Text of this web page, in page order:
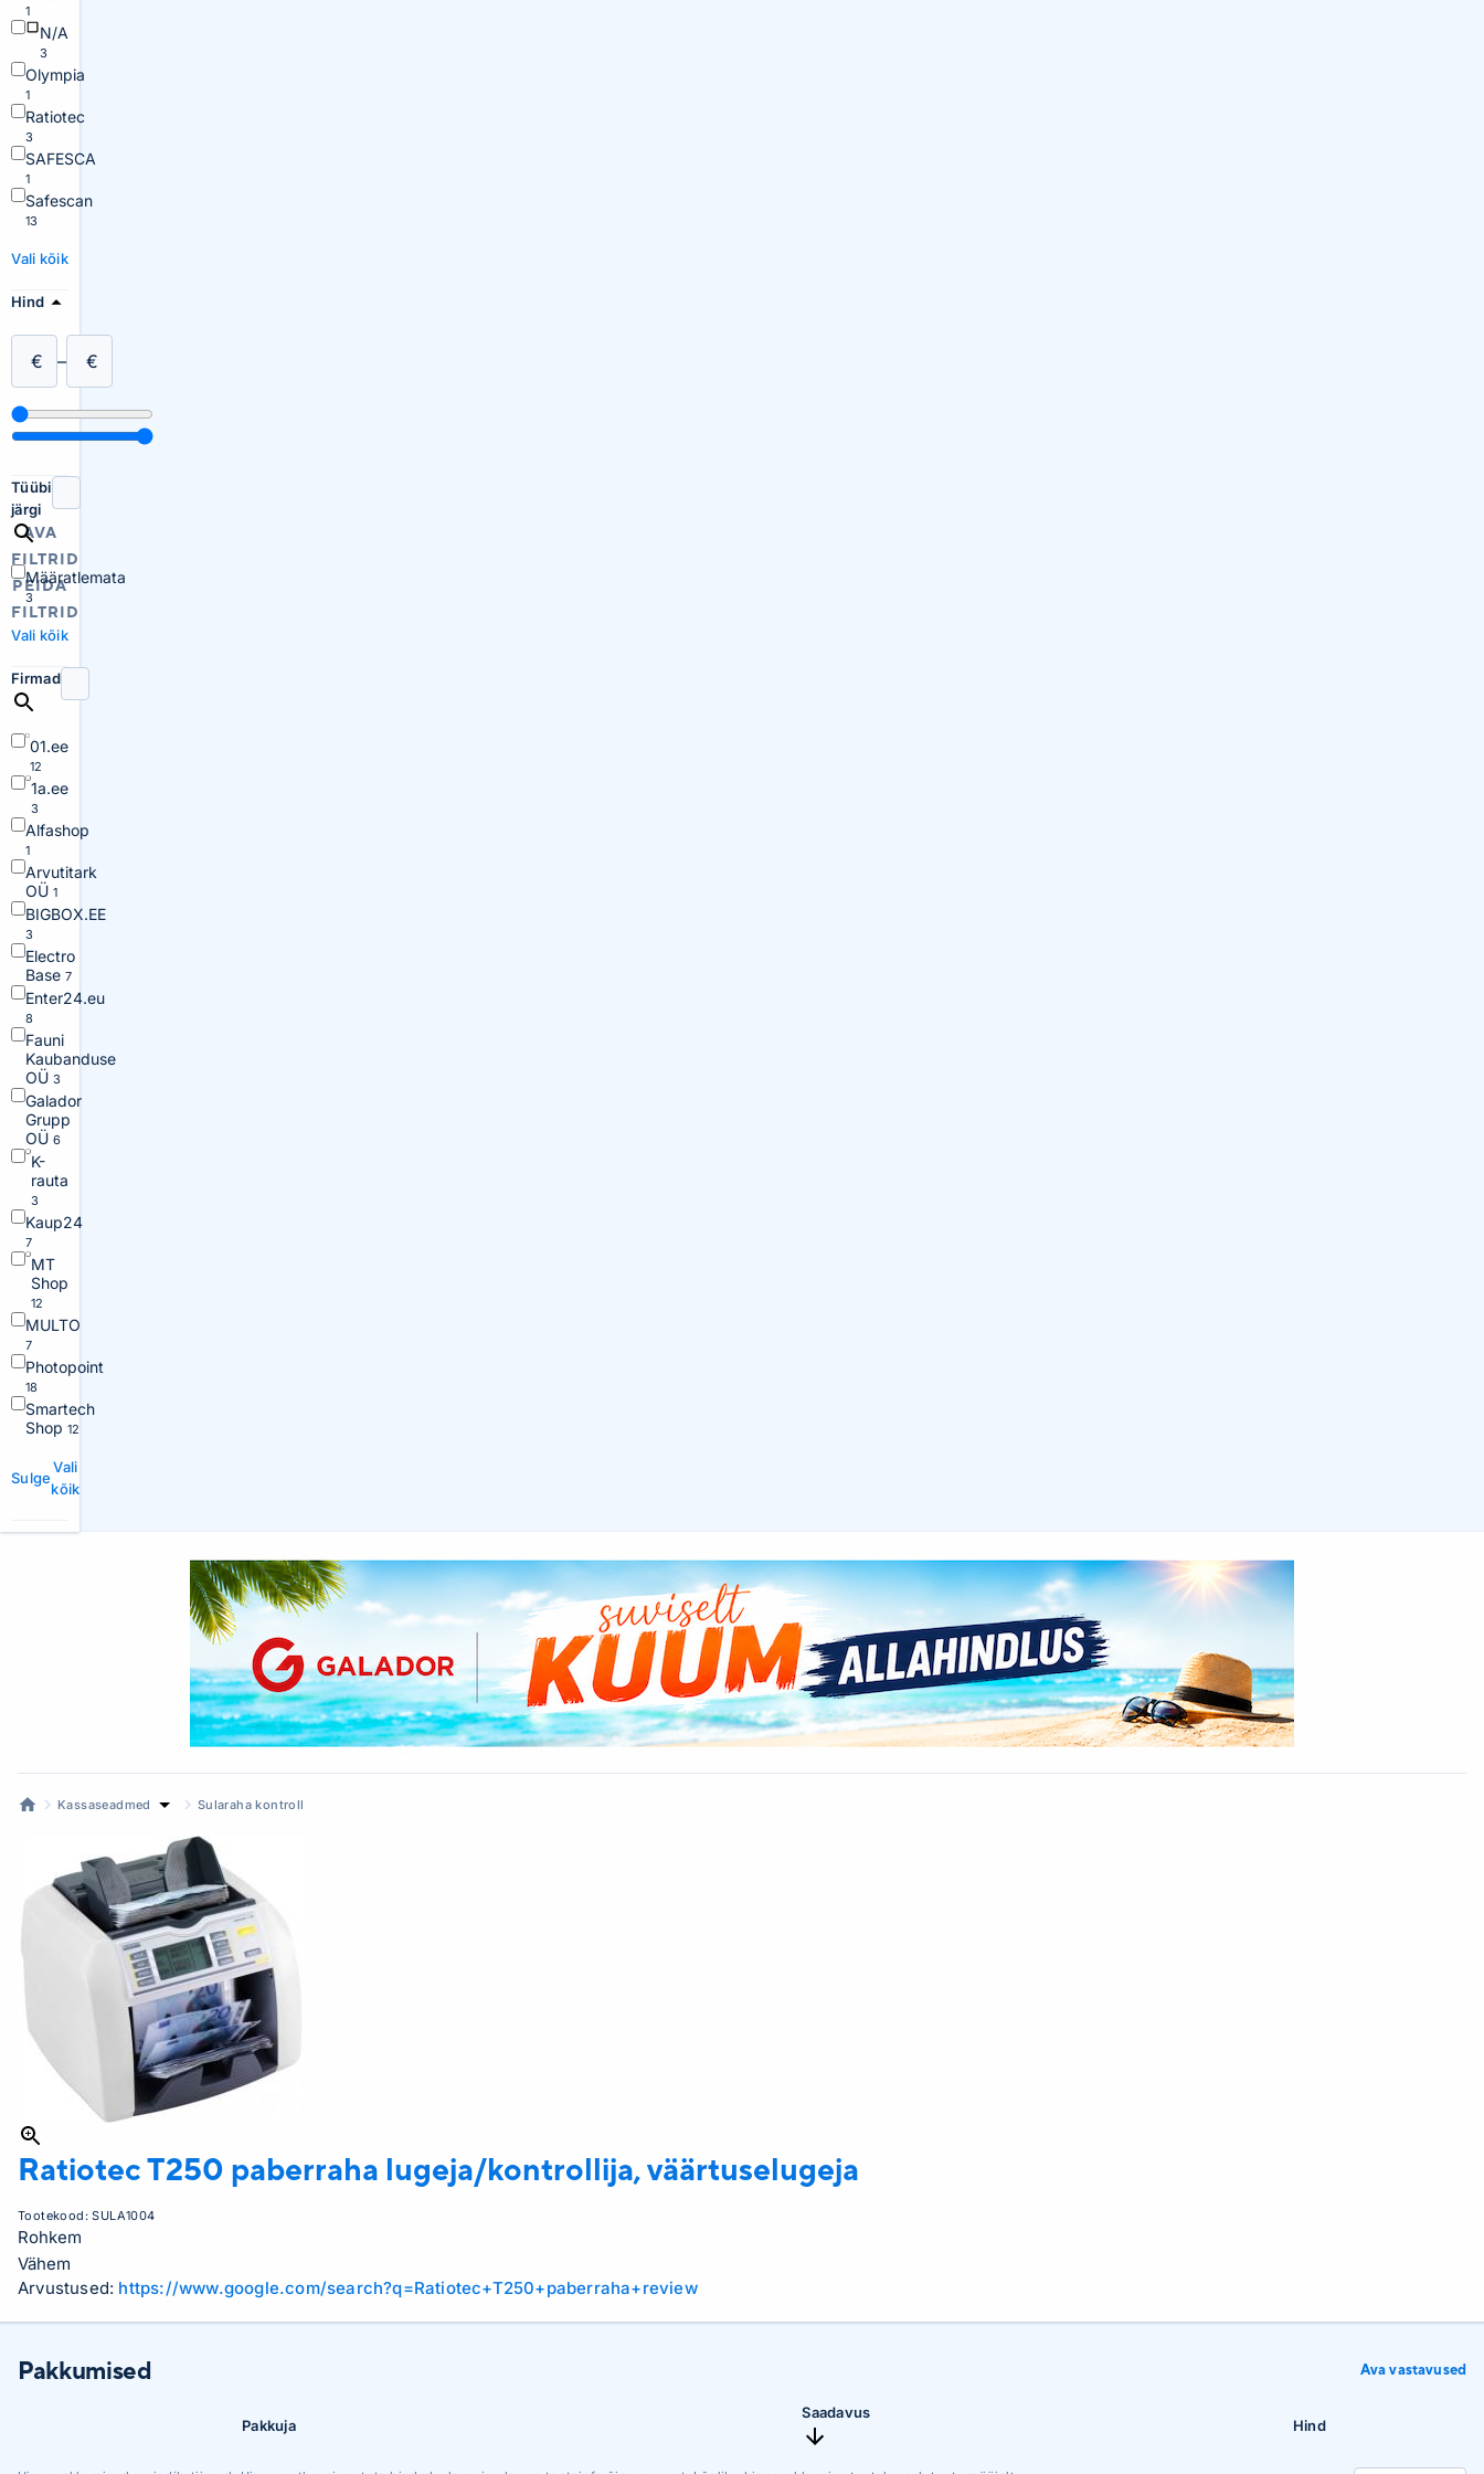
AVA
FILTRID
PEIDA
FILTRID
1
N/A
3
Olympia
1
Ratiotec
3
SAFESCA
1
Safescan
13
Vali kõik
Hind
€ – €
Tüübi
järgi
Määratlemata
3
Vali kõik
Firmad
01.ee
12
1a.ee
3
Alfashop
1
Arvutitark
OÜ 1
BIGBOX.EE
3
Electro
Base 7
Enter24.eu
8
Fauni
Kaubanduse
OÜ 3
Galador
Grupp
OÜ 6
K-
rauta
3
Kaup24
7
MT
Shop
12
MULTO
7
Photopoint
18
Smartech
Shop 12
Sulge
Vali
kõik
Kassaseadmed Sularaha kontroll
RatiotecT250 paberraha lugeja/kontrollija, väärtuselugeja
Tootekood:SULA1004
Rohkem
Vähem
Arvustused: https://www.google.com/search?q=Ratiotec+T250+paberraha+review
Pakkumised Ava vastavused
Pakkuja
Saadavus
Hind